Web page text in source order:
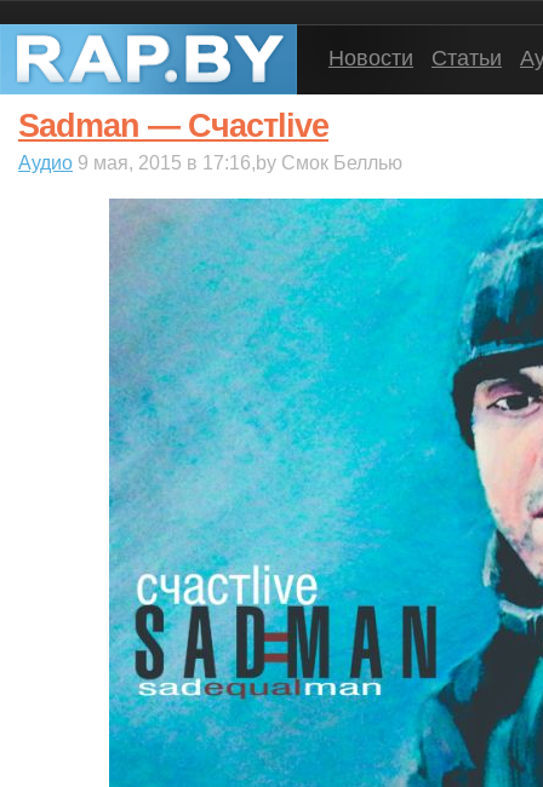
Новости Статьи
Sadman — Счастlive
Аудио 9 мая, 2015 в 17:16,by Смок Беллью